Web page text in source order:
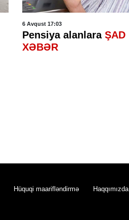
6 Avqust 17:03
Pensiya alanlara ŞAD
XƏBƏR
Hüquqi maarifləndirmə Haqqımızda